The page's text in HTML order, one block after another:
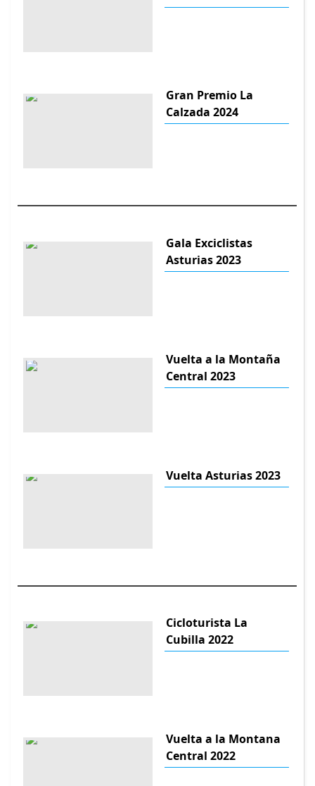
Gran Premio La
Calzada 2024
Gala Exciclistas
Asturias 2023
Vuelta a la Montaña
Central 2023
Vuelta Asturias 2023
Cicloturista La
Cubilla 2022
Vuelta a la Montana
Central 2022